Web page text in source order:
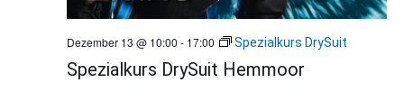
Spezialkurs DrySuit Hemmoor
Dezember 13 @ 10:00 - 17:00 Spezialkurs DrySuit